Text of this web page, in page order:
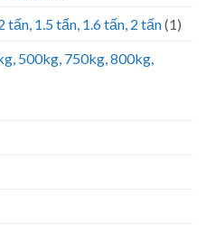
tấn, 1.5 tấn, 1.6 tấn, 2 tấn(1)
500kg, 750kg, 800kg,